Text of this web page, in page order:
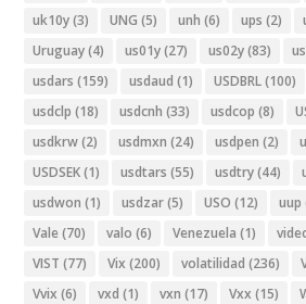
uk10y(3) UNG (5) unh (6) ups (2)
Uruguay(4) us01y(27) us02y(83)
usdars (159) usdaud (1) USDBRL(100)
usdclp (18) usdcnh (33) usdcop (8)
usdkrw(2) usdmxn (24) usdpen (2)
USDSEK(1) usdtars (55) usdtry(44)
usdwon (1) usdzar(5) USO (12) uup
Vale (70) valo (6) Venezuela (1)
VIST (77) Vix (200) volatilidad (236)
Vvix (6) vxd (1) vxn (17) Vxx (15)